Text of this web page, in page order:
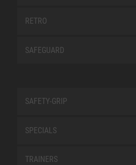
RETRO
SAFEGUARD
SAFETY-GRIP
SPECIALS
TRAINERS